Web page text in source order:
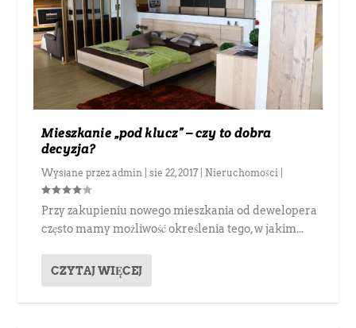
Mieszkanie „pod klucz” – czy to dobra
decyzja?
Wysłane przezadmin |sie 22, 2017 Nieruchomości
Przy zakupieniu nowego mieszkania od dewelopera
często mamy możliwość określenia tego, w jakim...
CZYTAJ WIĘCEJ